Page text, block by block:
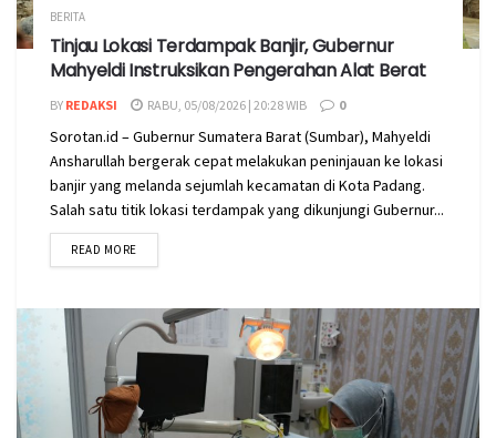
BERITA
Tinjau Lokasi Terdampak Banjir, Gubernur
Mahyeldi Instruksikan Pengerahan Alat Berat
BY REDAKSI RABU, 05/08/2026 | 20:28 WIB 0
Sorotan.id – Gubernur Sumatera Barat (Sumbar), Mahyeldi
Ansharullah bergerak cepat melakukan peninjauan ke lokasi
banjir yang melanda sejumlah kecamatan di Kota Padang.
Salah satu titik lokasi terdampak yang dikunjungi Gubernur...
READ MORE